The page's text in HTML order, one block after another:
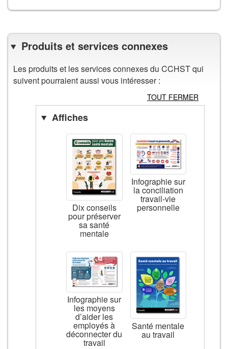
Produits et services connexes
Les produits et les services connexes du CCHST qui
suivent pourraient aussi vous intéresser :
TOUT FERMER
Affiches
Dix conseils
pour préserver
sa santé
mentale
Infographie sur
la conciliation
travail-vie
personnelle
Infographie sur
les moyens
d’aider les
employés à
déconnecter du
travail
Santé mentale
au travail